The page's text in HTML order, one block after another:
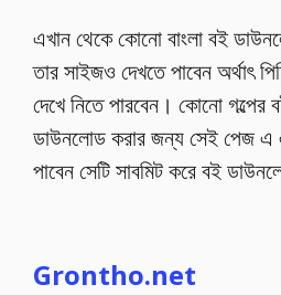
এখান থেকে কোনো বাংলা বই
তার সাইজও দেখতে পাবেন অর্থাৎ
দেখে নিতে পারবেন। কোনো
ডাউনলোড করার জন্য সেই পেজ এ
পাবেন সেটি সাবমিট করে বই
Grontho.net